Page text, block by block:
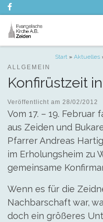
Zum Inhalt springen
Start » Aktuelles
ALLGEMEIN
Konfirüstzeit
Veröffentlicht am 28/02/2012
Vom 17. – 19. Februar
aus Zeiden und
Pfarrer Andreas
im Erholungsheim zu
gemeinsame
Wenn es für die
Nachbarschaft war,
doch ein größeres